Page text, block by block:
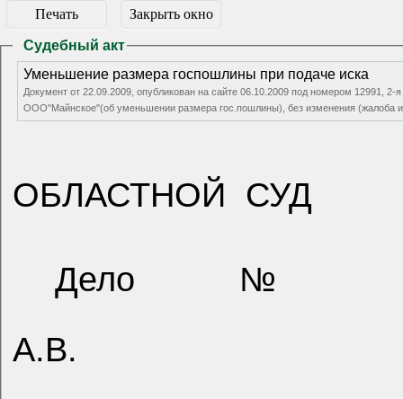
Печать Закрыть окно
Судебный акт
Уменьшение размера госпошлины при подаче иска
Документ от 22.09.2009, опубликован на сайте 06.10.2009 под номером 12991, 2-
ООО"Майнское"(об уменьшении размера гос.пошлины), без изменения (жалоба
ОБЛАСТНОЙ СУД
Дело №
А.В.